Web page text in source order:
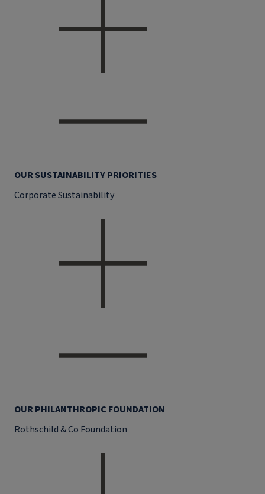
OUR SUSTAINABILITY PRIORITIES
Corporate Sustainability
OUR PHILANTHROPIC FOUNDATION
Rothschild & Co Foundation